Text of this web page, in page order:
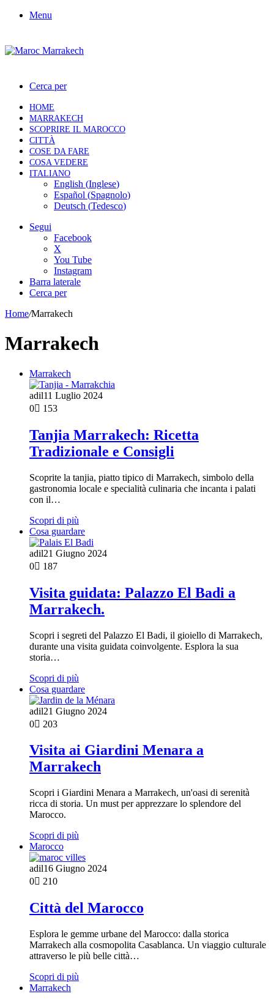
Menu
Cerca per
HOME
MARRAKECH
SCOPRIRE IL MAROCCO
CITTÀ
COSE DA FARE
COSA VEDERE
ITALIANO
English (Inglese)
Español (Spagnolo)
Deutsch (Tedesco)
Segui
Facebook
X
You Tube
Instagram
Barra laterale
Cerca per
Home/Marrakech
Marrakech
Marrakech
adil11 Luglio 2024
0
153
Tanjia Marrakech: Ricetta
Tradizionale e Consigli
Scoprite la tanjia, piatto tipico di Marrakech, simbolo della
gastronomia locale e specialità culinaria che incanta i palati
con il…
Scopri di più
Cosa guardare
adil21 Giugno 2024
0
187
Visita guidata: Palazzo El Badi a
Marrakech.
Scopri i segreti del Palazzo El Badi, il gioiello di Marrakech,
durante una visita guidata coinvolgente. Esplora la sua
storia…
Scopri di più
Cosa guardare
adil21 Giugno 2024
0
203
Visita ai Giardini Menara a
Marrakech
Scopri i Giardini Menara a Marrakech, un'oasi di serenità
ricca di storia. Un must per apprezzare lo splendore del
Marocco.
Scopri di più
Marocco
adil16 Giugno 2024
0
210
Città del Marocco
Esplora le gemme urbane del Marocco: dalla storica
Marrakech alla cosmopolita Casablanca. Un viaggio culturale
attraverso le più belle città…
Scopri di più
Marrakech